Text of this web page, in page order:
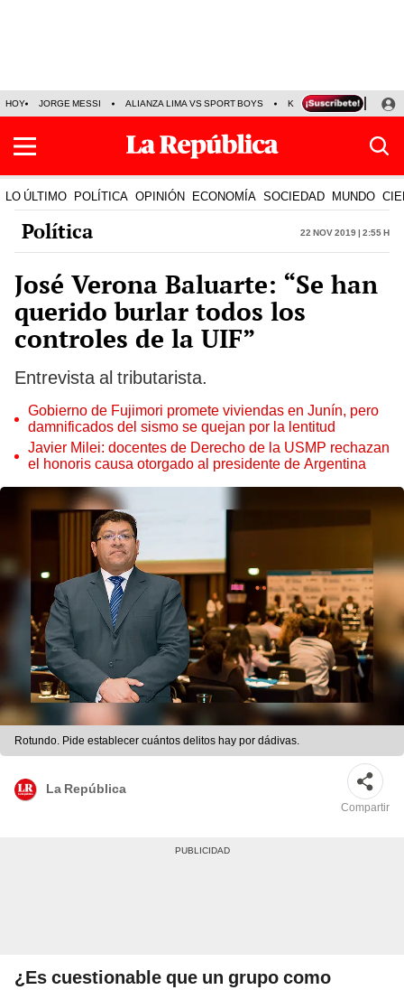
HOY JORGE MESSI ALIANZA LIMA VS SPORT BOYS KENJI FUJIMORI
LO ÚLTIMO POLÍTICA OPINIÓN ECONOMÍA SOCIEDAD MUNDO
Política 22 Nov 2019 | 2:55 h
José Verona Baluarte: “Se han
querido burlar todos los
controles de la UIF”
Entrevista al tributarista.
Gobierno de Fujimori promete viviendas en Junín, pero
damnificados del sismo se quejan por la lentitud
Javier Milei: docentes de Derecho de la USMP rechazan
el honoris causa otorgado al presidente de Argentina
Rotundo. Pide establecer cuántos delitos hay por dádivas.
La República
Compartir
¿Es cuestionable que un grupo como